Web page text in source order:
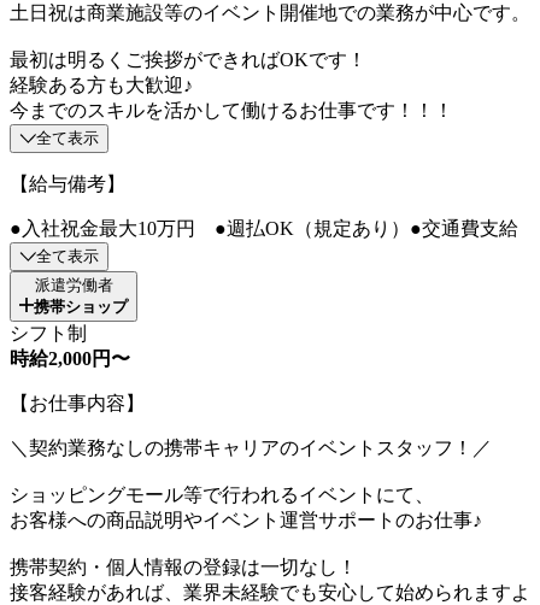
土日祝は商業施設等のイベント開催地での業務が中心です。
最初は明るくご挨拶ができればOKです！
経験ある方も大歓迎♪
今までのスキルを活かして働けるお仕事です！！！
全て表示
【給与備考】
●入社祝金最大10万円 ●週払OK（規定あり）●交通費支給
全て表示
派遣労働者
携帯ショップ
シフト制
時給2,000円〜
【お仕事内容】
＼契約業務なしの携帯キャリアのイベントスタッフ！／
ショッピングモール等で行われるイベントにて、
お客様への商品説明やイベント運営サポートのお仕事♪
携帯契約・個人情報の登録は一切なし！
接客経験があれば、業界未経験でも安心して始められますよ